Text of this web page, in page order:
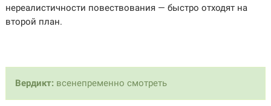
нереалистичности повествования — быстро отходят на
второй план.
Вердикт: всенепременно смотреть